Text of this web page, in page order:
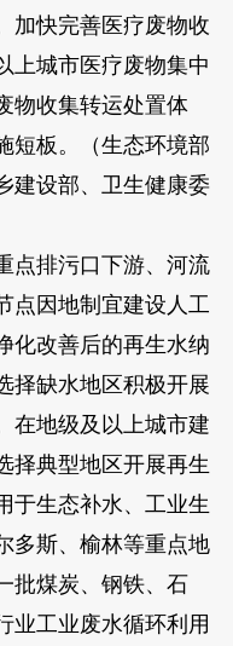
加快完善医疗废物收
上城市医疗废物集中
物收集转运处置体
短板。（生态环境部
建设部、卫生健康委
排污口下游、河流
点因地制宜建设人工
化改善后的再生水纳
择缺水地区积极开展
在地级及以上城市建
择典型地区开展再生
于生态补水、工业生
多斯、榆林等重点地
批煤炭、钢铁、石
业工业废水循环利用